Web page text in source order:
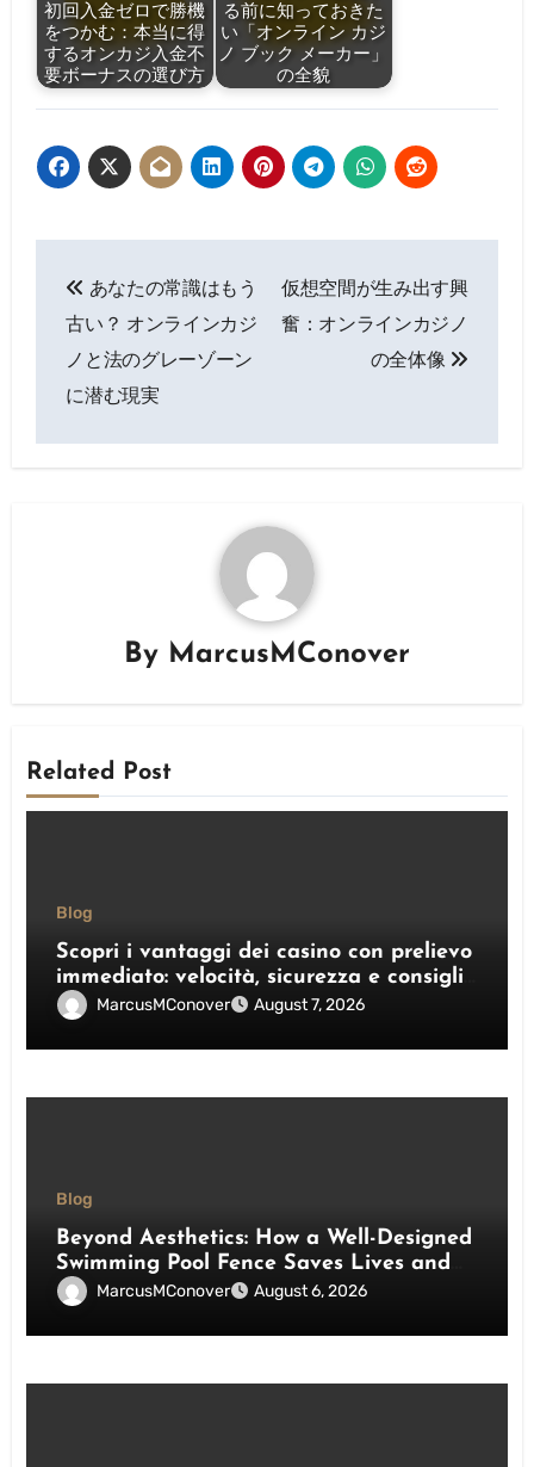
初回入金ゼロで勝機
をつかむ：本当に得
するオンカジ入金不
要ボーナスの選び方
る前に知っておきた
い「オンライン カジ
ノ ブック メーカー」
の全貌
navigation
あなたの常識はもう
古い？ オンラインカジ
ノと法のグレーゾーン
に潜む現実
仮想空間が生み出す興
奮：オンラインカジノ
の全体像
By MarcusMConover
Related Post
Blog
Scopri i vantaggi dei casino con prelievo
immediato: velocità, sicurezza e consigli
praticiMarcusMConover August 7, 2026
Blog
Beyond Aesthetics: How a Well-Designed
Swimming Pool Fence Saves Lives and
Enhances Your Outdoor Space
MarcusMConover August 6, 2026